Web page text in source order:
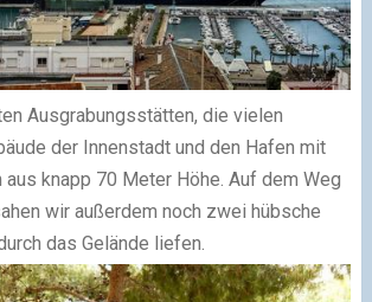
Ausgrabungsstätten, die vielen
der Innenstadt und den Hafen mit
aus knapp 70 Meter Höhe. Auf dem Weg
wir außerdem noch zwei hübsche
das Gelände liefen.